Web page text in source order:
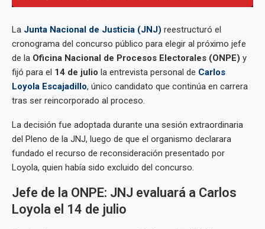
La Junta Nacional de Justicia (JNJ) reestructuró el
cronograma del concurso público para elegir al próximo jefe
de la Oficina Nacional de Procesos Electorales (ONPE) y
fijó para el 14 de julio la entrevista personal de Carlos
Loyola Escajadillo, único candidato que continúa en carrera
tras ser reincorporado al proceso.
La decisión fue adoptada durante una sesión extraordinaria
del Pleno de la JNJ, luego de que el organismo declarara
fundado el recurso de reconsideración presentado por
Loyola, quien había sido excluido del concurso.
Jefe de la ONPE: JNJ evaluará a Carlos
Loyola el 14 de julio